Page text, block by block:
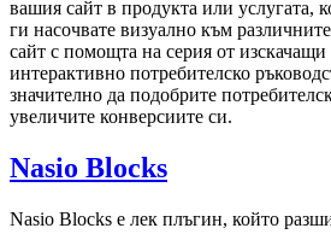
вашия сайт в продукта или услугата,
ги насочвате визуално към
сайт с помощта на серия от
интерактивно потребителско
значително да подобрите
увеличите конверсиите си.
Nasio Blocks
Nasio Blocks е лек плъгин, който